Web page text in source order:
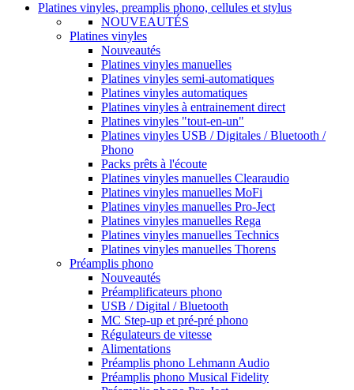
Platines vinyles, preamplis phono, cellules et stylus
NOUVEAUTÉS
Platines vinyles
Nouveautés
Platines vinyles manuelles
Platines vinyles semi-automatiques
Platines vinyles automatiques
Platines vinyles à entrainement direct
Platines vinyles "tout-en-un"
Platines vinyles USB / Digitales / Bluetooth /
Phono
Packs prêts à l'écoute
Platines vinyles manuelles Clearaudio
Platines vinyles manuelles MoFi
Platines vinyles manuelles Pro-Ject
Platines vinyles manuelles Rega
Platines vinyles manuelles Technics
Platines vinyles manuelles Thorens
Préamplis phono
Nouveautés
Préamplificateurs phono
USB / Digital / Bluetooth
MC Step-up et pré-pré phono
Régulateurs de vitesse
Alimentations
Préamplis phono Lehmann Audio
Préamplis phono Musical Fidelity